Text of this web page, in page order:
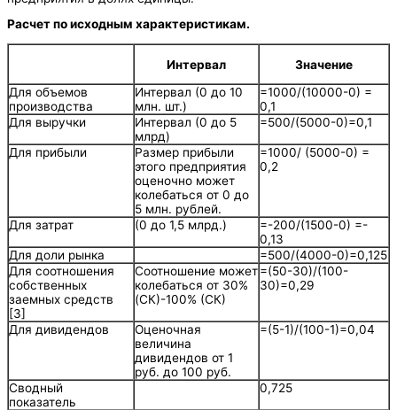
Расчет по исходным характеристикам.
Интервал
Значение
Для объемов
производства
Интервал (0 до 10
млн. шт.)
=1000/(10000-0) =
0,1
Для выручки
Интервал (0 до 5
млрд)
=500/(5000-0)=0,1
Для прибыли
Размер прибыли
этого предприятия
оценочно может
колебаться от 0 до
5 млн. рублей.
=1000/ (5000-0) =
0,2
Для затрат (0 до 1,5 млрд.)
=-200/(1500-0) =-
0,13
Для доли рынка
=500/(4000-0)=0,125
Для соотношения
собственных
заемных средств
[3]
Соотношение может
колебаться от 30%
(СК)-100% (СК)
=(50-30)/(100-
30)=0,29
Для дивидендов
Оценочная
величина
дивидендов от 1
руб. до 100 руб.
=(5-1)/(100-1)=0,04
Сводный
показатель
0,725